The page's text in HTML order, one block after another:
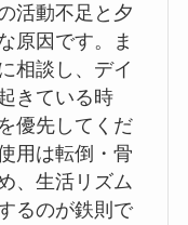
活動不足と夕
原因です。ま
相談し、デイ
きている時
優先してくだ
用は転倒・骨
、生活リズム
るのが鉄則で